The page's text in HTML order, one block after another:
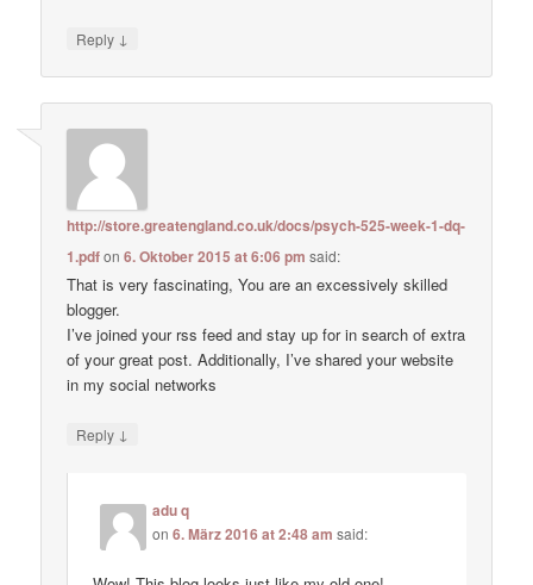
Reply ↓
http://store.greatengland.co.uk/docs/psych-525-week-1-dq-
1.pdfon6. Oktober 2015 at 6:06 pm said:
That is very fascinating, You are an excessively skilled
blogger.
I’ve joined your rss feed and stay up for in search of extra
of your great post. Additionally, I’ve shared your website
in my social networks
Reply ↓
adu q
on6. März 2016 at 2:48 am said: